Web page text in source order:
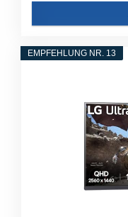
EMPFEHLUNG NR. 13